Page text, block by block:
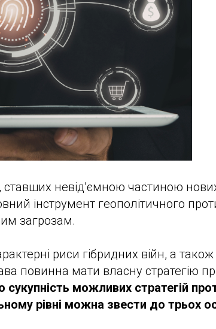
ставших невід’ємною частиною
інструмент геополітичного
загрозам.
риси гібридних війн, а також
повинна мати власну стратегію
можливих стратегій
рівні можна звести до трьох